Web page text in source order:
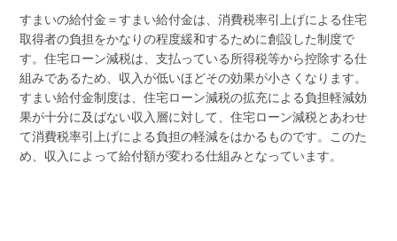
すまいの給付金＝すまい給付金は、消費税率引上げによる住宅
取得者の負担をかなりの程度緩和するために創設した制度で
す。住宅ローン減税は、支払っている所得税等から控除する仕
組みであるため、収入が低いほどその効果が小さくなります。
すまい給付金制度は、住宅ローン減税の拡充による負担軽減効
果が十分に及ばない収入層に対して、住宅ローン減税とあわせ
て消費税率引上げによる負担の軽減をはかるものです。このた
め、収入によって給付額が変わる仕組みとなっています。